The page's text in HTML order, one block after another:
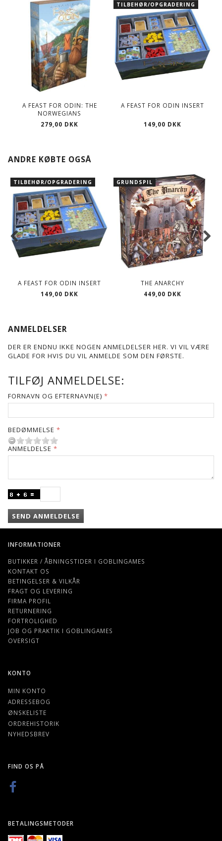
A FEAST FOR ODIN: THE
NORWEGIANS
279,00 DKK
TILBEHØR/OPGRADERING
A FEAST FOR ODIN INSERT
149,00 DKK
ANDRE KØBTE OGSÅ
TILBEHØR/OPGRADERING
A FEAST FOR ODIN INSERT
149,00 DKK
GRUNDSPIL
THE ANARCHY
449,00 DKK
ANMELDELSER
DER ER ENDNU IKKE NOGEN ANMELDELSER HER. VI VIL VÆRE
GLADE FOR HVIS DU VIL ANMELDE SOM DEN FØRSTE.
TILFØJ ANMELDELSE:
FORNAVN OG EFTERNAVN(E)
BEDØMMELSE
ANMELDELSE
SEND ANMELDELSE
INFORMATIONER
BUTIKKER / ÅBNINGSTIDER I GOBLINGAMES
KONTAKT OS
BETINGELSER & VILKÅR
FRAGT OG LEVERING
FIRMA PROFIL
RETURNERING
FORTROLIGHED
JOB OG PRAKTIK I GOBLINGAMES
OVERSIGT
KONTO
MIN KONTO
ADRESSEBOG
ØNSKELISTE
ORDREHISTORIK
NYHEDSBREV
FIND OS PÅ
BETALINGSMETODER